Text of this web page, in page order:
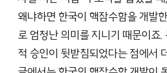
왜냐하면 한국이 핵잠수함을 개발
로 엄청난 의미를 지니기 때문이죠
적 승인이 뒷받침되었다는 점에서